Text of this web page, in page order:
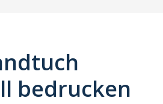
bedrucken